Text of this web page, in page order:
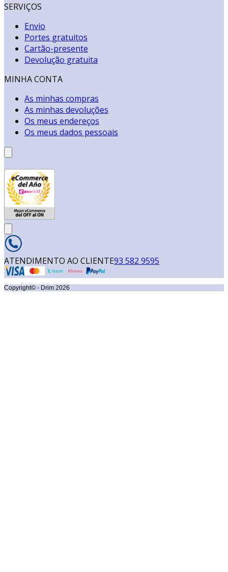
SERVIÇOS
Envio
Portes gratuitos
Cartão-presente
Devolução gratuita
MINHA CONTA
As minhas compras
As minhas devoluções
Os meus endereços
Os meus dados pessoais
ATENDIMENTO AO CLIENTE93 582 9595
Copyright© - Drim 2026